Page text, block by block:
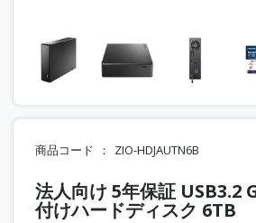
商品コード ZIO-HDJAUTN6B
法人向け 5年保証 USB3.2
付けハードディスク 6TB